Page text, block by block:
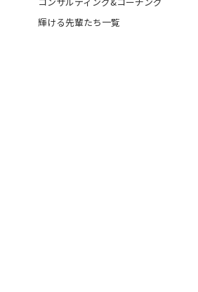
輝ける先輩たち一覧